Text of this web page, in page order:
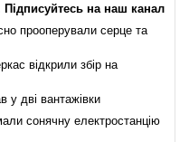
Підписуйтесь на наш канал
прооперували серце та
відкрили збір на
у дві вантажівки
сонячну електростанцію